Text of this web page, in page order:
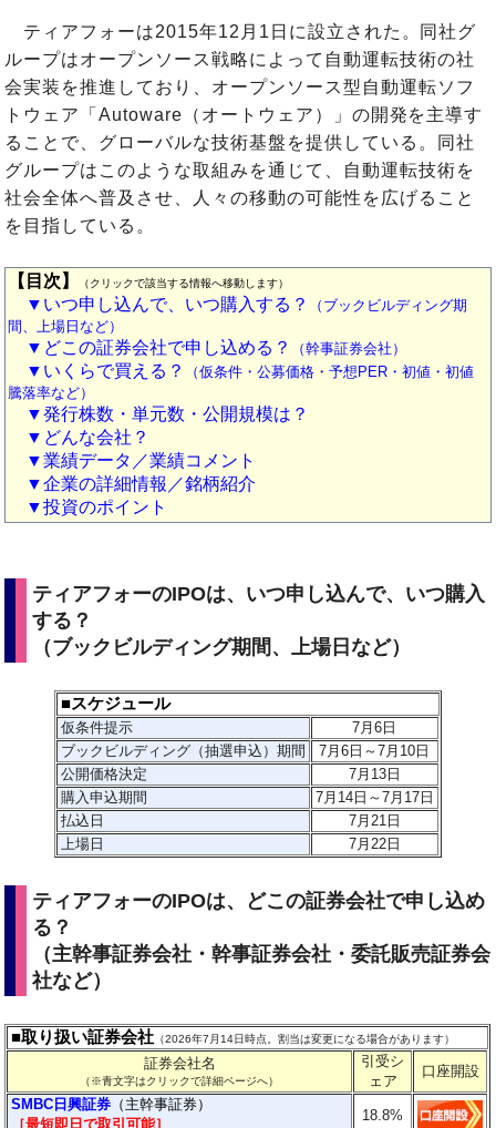
ティアフォーは2015年12月1日に設立された。同社グ
ループはオープンソース戦略によって自動運転技術の社
会実装を推進しており、オープンソース型自動運転ソフ
トウェア「Autoware（オートウェア）」の開発を主導す
ることで、グローバルな技術基盤を提供している。同社
グループはこのような取組みを通じて、自動運転技術を
社会全体へ普及させ、人々の移動の可能性を広げること
を目指している。
【目次】 （クリックで該当する情報へ移動します）
▼いつ申し込んで、いつ購入する？
（ブックビルディング期
間、上場日など）
▼どこの証券会社で申し込める？ （幹事証券会社）
▼いくらで買える？
（仮条件・公募価格・予想PER・初値・初値
騰落率など）
▼発行株数・単元数・公開規模は？
▼どんな会社？
▼業績データ／業績コメント
▼企業の詳細情報／銘柄紹介
▼投資のポイント
ティアフォーのIPOは、いつ申し込んで、いつ購入
する？
（ブックビルディング期間、上場日など）
■スケジュール
仮条件提示 7月6 日
ブックビルディング（抽選申込）期間
7月6日～7月10日
公開価格決定
7月13日
購入申込期間
7月14日～7月17日
払込日
7月21日
上場日
7月22日
ティアフォーのIPOは、どこの証券会社で申し込め
る？
（主幹事証券会社・幹事証券会社・委託販売証券会
社など）
■取り扱い証券会社 （2026年7月14日時点。割当は変更になる場合があります）
証券会社名
（※青文字はクリックで詳細ページへ）
引受シ
ェア
口座開設
SMBC日興証券 （主幹事証券）
［最短即日で取引可能］
18.8%